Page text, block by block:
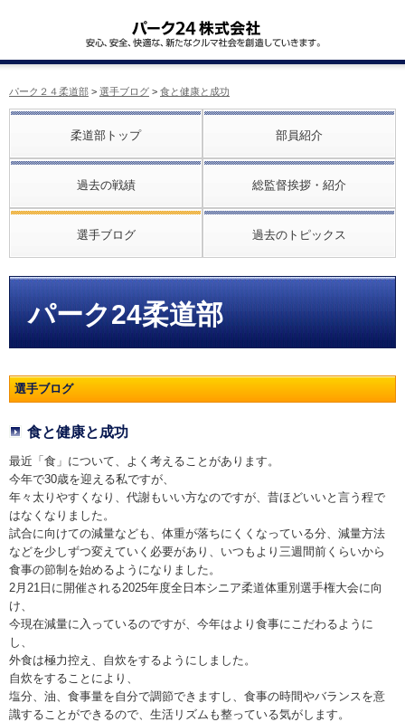
パーク２４柔道部 > 選手ブログ > 食と健康と成功
柔道部トップ 部員紹介
過去の戦績 総監督挨拶・紹介
選手ブログ 過去のトピックス
パーク24柔道部
選手ブログ
食と健康と成功
最近「食」について、よく考えることがあります。
今年で30歳を迎える私ですが、
年々太りやすくなり、代謝もいい方なのですが、昔ほどいいと言う程で
はなくなりました。
試合に向けての減量なども、体重が落ちにくくなっている分、減量方法
などを少しずつ変えていく必要があり、いつもより三週間前くらいから
食事の節制を始めるようになりました。
2月21日に開催される2025年度全日本シニア柔道体重別選手権大会に向
け、
今現在減量に入っているのですが、今年はより食事にこだわるように
し、
外食は極力控え、自炊をするようにしました。
自炊をすることにより、
塩分、油、食事量を自分で調節できますし、食事の時間やバランスを意
識することができるので、生活リズムも整っている気がします。